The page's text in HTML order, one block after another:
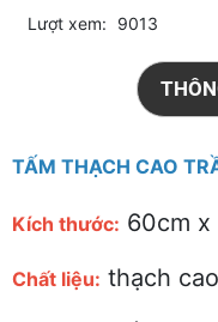
Lượt xem: 9013
TẤM THẠCH CAO
Kích thước: 60cm x
Chất liệu: thạch cao